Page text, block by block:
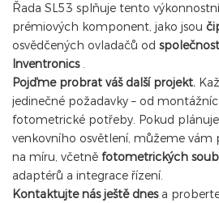
Řada SL53 splňuje tento
prémiových komponent, jako jsou
osvědčených ovladačů od
Inventronics.
Pojďme probrat váš další projekt.
jedinečné požadavky – od
fotometrické potřeby. Pokud
venkovního osvětlení, můžeme
na míru, včetně fotometrických
adaptérů a integrace řízení.
Kontaktujte nás ještě dnesa